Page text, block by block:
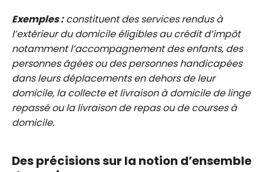
Exemples :constituent des services rendus à
l’extérieur du domicile éligibles au crédit d’impôt
notamment l’accompagnement des enfants, des
personnes âgées ou des personnes handicapées
dans leurs déplacements en dehors de leur
domicile, la collecte et livraison à domicile de linge
repassé ou la livraison de repas ou de courses à
domicile.
Des précisions sur la notion d’ensemble